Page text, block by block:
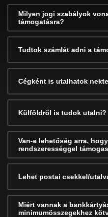
Milyen jogi szabályok
támogatásra?
Tudtok számlát adni a
Cégként is utalhatok
Külföldről is tudok utalni?
Van-e lehetőség arra,
rendszerességgel
Lehet postai csekkel/
Miért vannak a
minimumösszegekhez